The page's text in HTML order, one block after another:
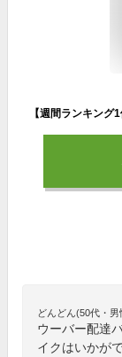
どんどん(50代・男
ウーバー配達
イクはいかが